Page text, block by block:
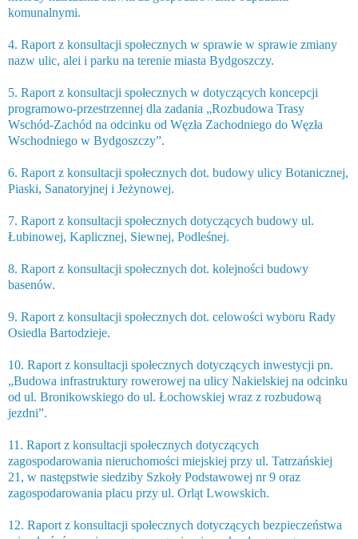
komunalnymi.
4. Raport z konsultacji społecznych w sprawie w sprawie zmiany
nazw ulic, alei i parku na terenie miasta Bydgoszczy.
5. Raport z konsultacji społecznych w dotyczących koncepcji
programowo-przestrzennej dla zadania „Rozbudowa Trasy
Wschód-Zachód na odcinku od Węzła Zachodniego do Węzła
Wschodniego w Bydgoszczy”.
6. Raport z konsultacji społecznych dot. budowy ulicy Botanicznej,
Piaski, Sanatoryjnej i Jeżynowej.
7. Raport z konsultacji społecznych dotyczących budowy ul.
Łubinowej, Kaplicznej, Siewnej, Podleśnej.
8. Raport z konsultacji społecznych dot. kolejności budowy
basenów.
9. Raport z konsultacji społecznych dot. celowości wyboru Rady
Osiedla Bartodzieje.
10. Raport z konsultacji społecznych dotyczących inwestycji pn.
„Budowa infrastruktury rowerowej na ulicy Nakielskiej na odcinku
od ul. Bronikowskiego do ul. Łochowskiej wraz z rozbudową
jezdni”.
11. Raport z konsultacji społecznych dotyczących
zagospodarowania nieruchomości miejskiej przy ul. Tatrzańskiej
21, w następstwie siedziby Szkoły Podstawowej nr 9 oraz
zagospodarowania placu przy ul. Orląt Lwowskich.
12. Raport z konsultacji społecznych dotyczących bezpieczeństwa